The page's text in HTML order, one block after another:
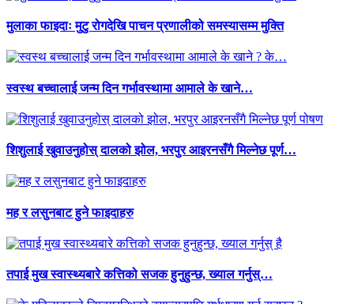
मुलाका फाइदाः मुटु रोगदेखि पाचन प्रणालीको समस्यासम्म मुक्ति
स्वस्थ बच्चालाई जन्म दिन गर्भावस्थामा आमाले के खाने…
शिशुलाई खुवाउनुहोस् दालको झोल, भरपुर आइरनसँगै मिल्नेछ पूर्ण…
मह र लसुनबाट हुने फाइदाहरु
तपाई मुख स्वास्थ्यबारे कत्तिको सजक हुनुहुन्छ, ख्याल गर्नुस्…